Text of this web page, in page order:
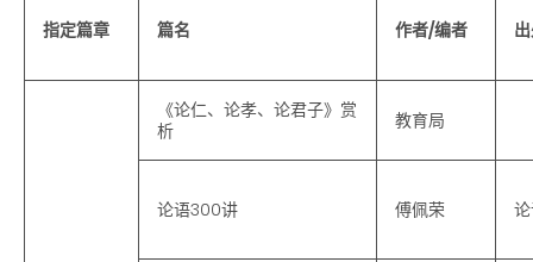
指定篇章 篇名 作者/编者
《论仁、论孝、论君子》赏
析
教育局
论语300讲 傅佩荣